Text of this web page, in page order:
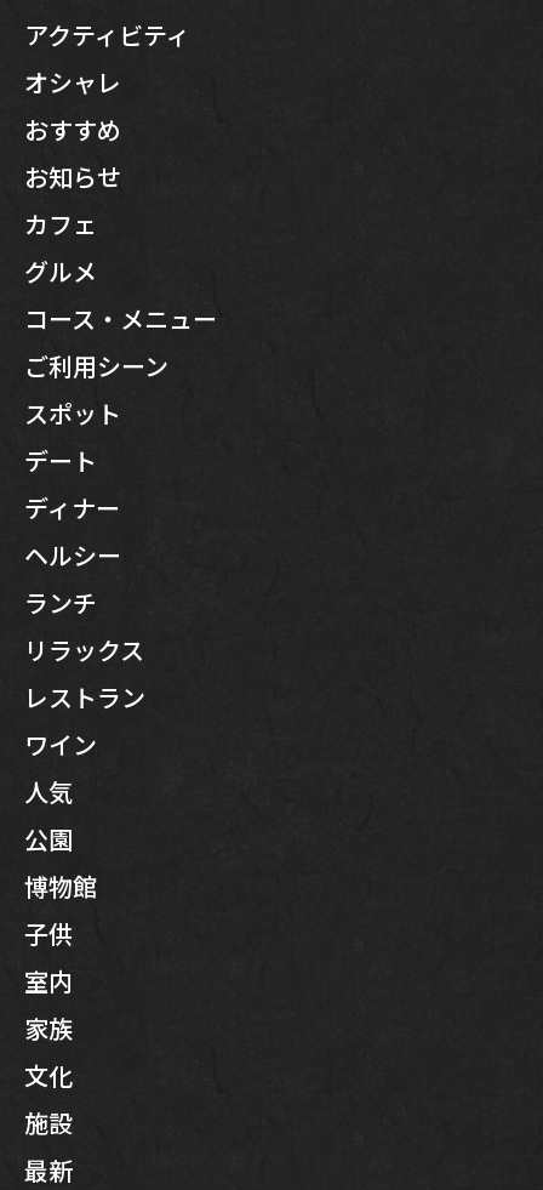
アクティビティ
オシャレ
おすすめ
お知らせ
カフェ
グルメ
コース・メニュー
ご利用シーン
スポット
デート
ディナー
ヘルシー
ランチ
リラックス
レストラン
ワイン
人気
公園
博物館
子供
室内
家族
文化
施設
最新